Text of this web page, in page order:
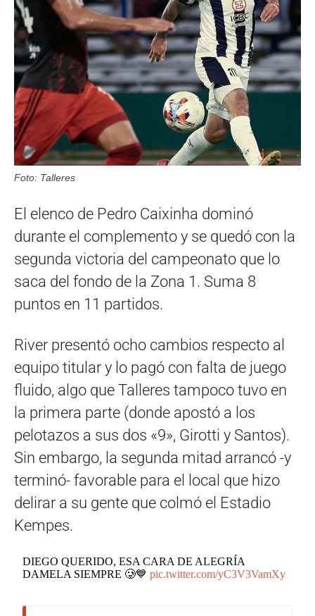
Foto: Talleres
El elenco de Pedro Caixinha dominó
durante el complemento y se quedó con la
segunda victoria del campeonato que lo
saca del fondo de la Zona 1. Suma 8
puntos en 11 partidos.
River presentó ocho cambios respecto al
equipo titular y lo pagó con falta de juego
fluido, algo que Talleres tampoco tuvo en
la primera parte (donde apostó a los
pelotazos a sus dos «9», Girotti y Santos).
Sin embargo, la segunda mitad arrancó -y
terminó- favorable para el local que hizo
delirar a su gente que colmó el Estadio
Kempes.
DIEGO QUERIDO, ESA CARA DE ALEGRÍA
DAMELA SIEMPRE 🥲💙pic.twitter.com/yC3V3VamXy